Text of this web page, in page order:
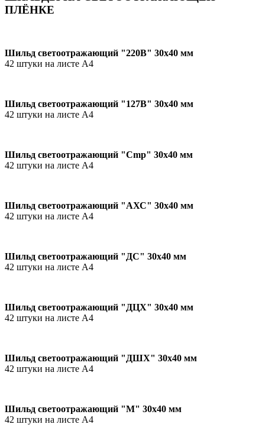
ПЛЁНКЕ
Шильд светоотражающий "220В" 30х40 мм
42 штуки на листе А4
Шильд светоотражающий "127В" 30х40 мм
42 штуки на листе А4
Шильд светоотражающий "Cmp" 30х40 мм
42 штуки на листе А4
Шильд светоотражающий "АХС" 30х40 мм
42 штуки на листе А4
Шильд светоотражающий "ДС" 30х40 мм
42 штуки на листе А4
Шильд светоотражающий "ДЦХ" 30х40 мм
42 штуки на листе А4
Шильд светоотражающий "ДШХ" 30х40 мм
42 штуки на листе А4
Шильд светоотражающий "М" 30х40 мм
42 штуки на листе А4